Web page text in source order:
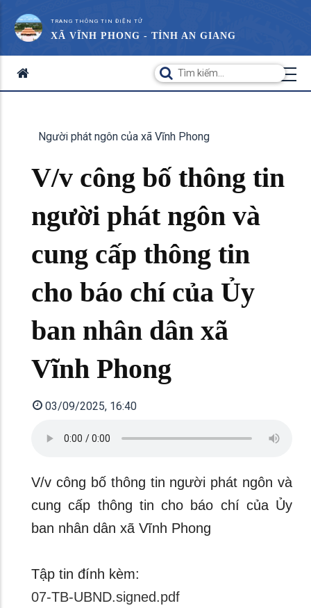
TRANG THÔNG TIN ĐIỆN TỬ
XÃ VĨNH PHONG - TỈNH AN GIANG
Người phát ngôn của xã Vĩnh Phong
V/v công bố thông tin
người phát ngôn và
cung cấp thông tin
cho báo chí của Ủy
ban nhân dân xã
Vĩnh Phong
03/09/2025, 16:40
V/v công bố thông tin người phát ngôn và
cung cấp thông tin cho báo chí của Ủy
ban nhân dân xã Vĩnh Phong
Tập tin đính kèm:
07-TB-UBND.signed.pdf